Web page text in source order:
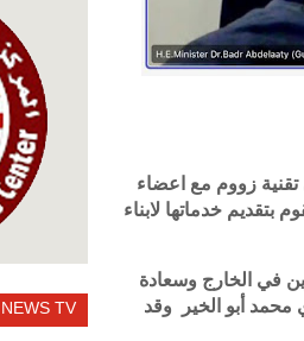
تقنية زووم مع اعضاء
خدماتها لابناء
في الخارج وسعادة
أبو الخير وقد
TV